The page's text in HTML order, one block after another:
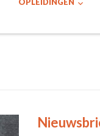
OPLEIDINGEN